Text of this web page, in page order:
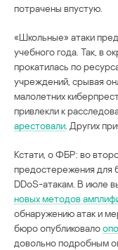
потрачены впустую.
«Школьные» атаки
учебного года. Так, в
прокатилась по
учреждений, срывая
малолетних
привлекли к
арестовали . Других
Кстати, о ФБР: во
предостережения для
DDoS-атакам. В июле
новых методов
обнаружению атак и
бюро опубликовало
довольно подробным